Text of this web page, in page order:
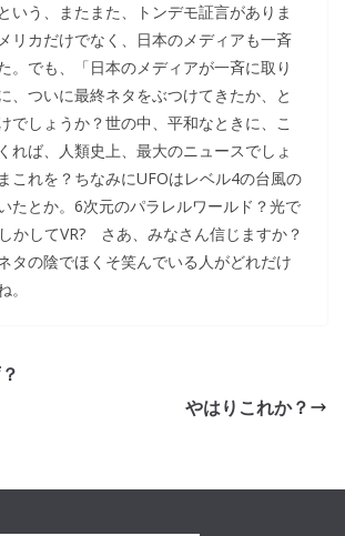
いう、またまた、トンデモ証言がありま
リカだけでなく、日本のメディアも一斉
。でも、「日本のメディアが一斉に取り
、ついに最終ネタをぶつけてきたか、と
でしょうか？世の中、平和なときに、こ
れば、人類史上、最大のニュースでしょ
これを？ちなみにUFOはレベル4の台風の
たとか。6次元のパラレルワールド？光で
かしてVR? さあ、みなさん信じますか？
タの陰でほくそ笑んでいる人がどれだけ
やはりこれか？